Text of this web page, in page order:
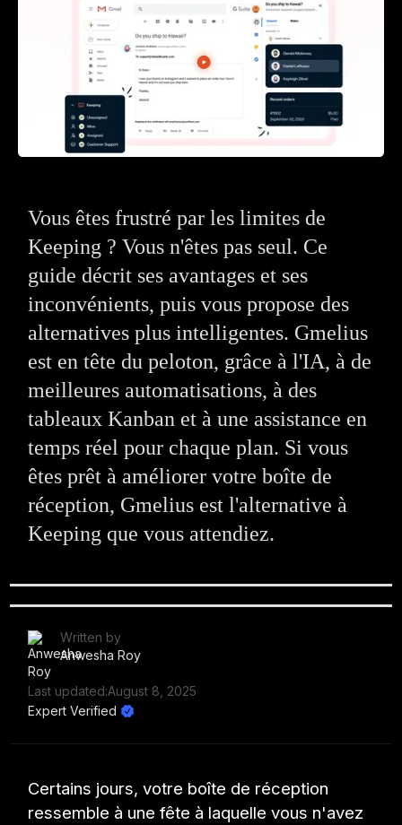
Vous êtes frustré par les limites de
Keeping ? Vous n'êtes pas seul. Ce
guide décrit ses avantages et ses
inconvénients, puis vous propose des
alternatives plus intelligentes. Gmelius
est en tête du peloton, grâce à l'IA, à de
meilleures automatisations, à des
tableaux Kanban et à une assistance en
temps réel pour chaque plan. Si vous
êtes prêt à améliorer votre boîte de
réception, Gmelius est l'alternative à
Keeping que vous attendiez.
Written by
Anwesha Roy
Last updated:August 8, 2025
Expert Verified
Certains jours, votre boîte de réception
ressemble à une fête à laquelle vous n'avez